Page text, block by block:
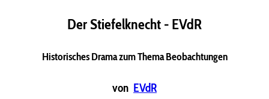
Der Stiefelknecht - EVdR
Historisches Drama zum Thema Beobachtungen
von EVdR